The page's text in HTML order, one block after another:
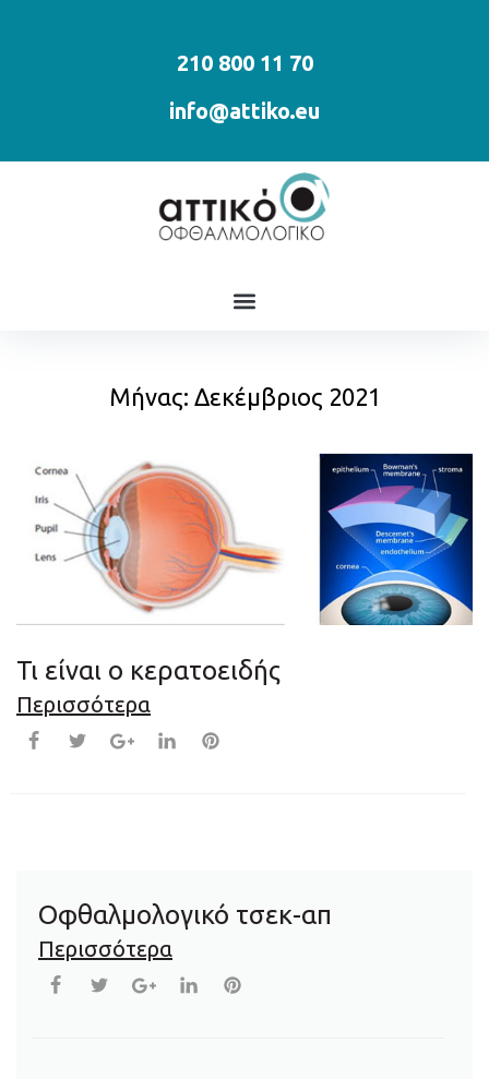
210 800 11 70
info@attiko.eu
Μήνας: Δεκέμβριος 2021
Τι είναι ο κερατοειδής
Περισσότερα
Οφθαλμολογικό τσεκ-απ
Περισσότερα